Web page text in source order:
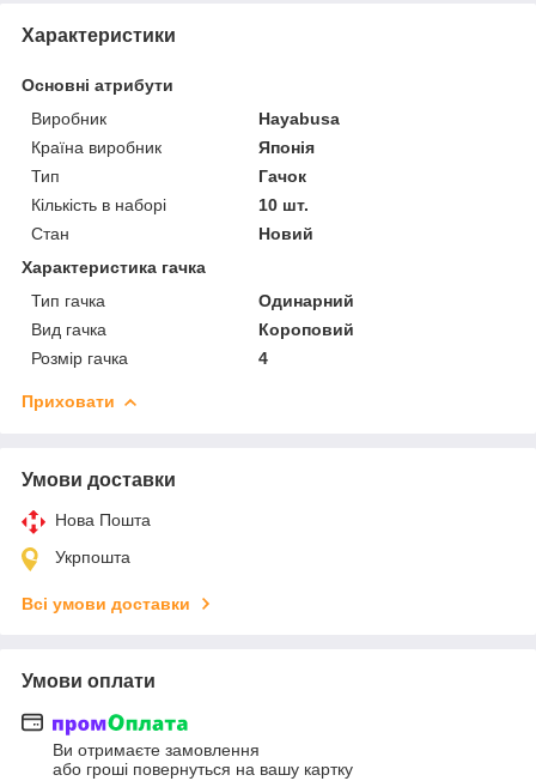
Характеристики
Основні атрибути
Виробник
Hayabusa
Країна виробник
Японія
Тип
Гачок
Кількість в наборі
10 шт.
Стан
Новий
Характеристика гачка
Тип гачка
Одинарний
Вид гачка
Короповий
Розмір гачка
4
Приховати
Умови доставки
Нова Пошта
Укрпошта
Всі умови доставки
Умови оплати
Ви отримаєте замовлення
або гроші повернуться на вашу картку